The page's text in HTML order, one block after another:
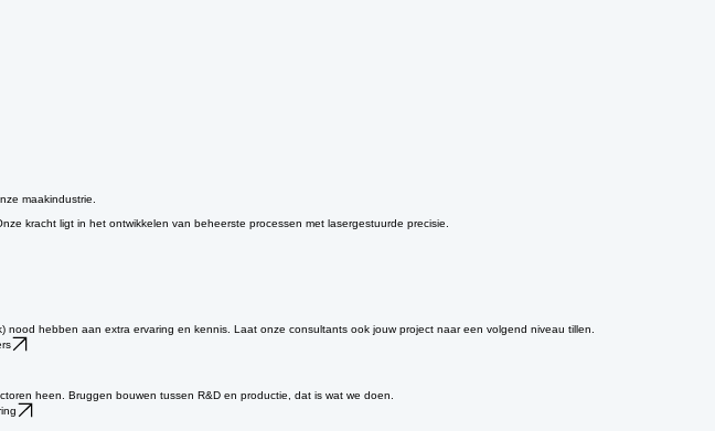
maakindustrie.
kracht ligt in het ontwikkelen van beheerste processen met lasergestuurde precisie.
hebben aan extra ervaring en kennis. Laat onze consultants ook jouw project naar een volgend niveau tillen.
heen. Bruggen bouwen tussen R&D en productie, dat is wat we doen.